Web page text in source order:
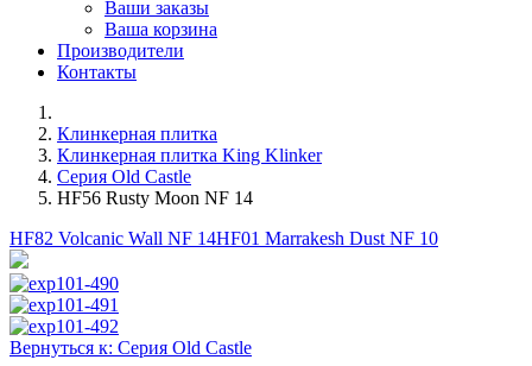
Ваши заказы
Ваша корзина
Производители
Контакты
Клинкерная плитка
Клинкерная плитка King Klinker
Серия Old Castle
HF56 Rusty Moon NF 14
HF82 Volcanic Wall NF 14HF01 Marrakesh Dust NF 10
Вернуться к: Серия Old Castle